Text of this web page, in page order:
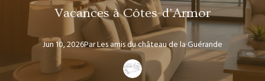
Vacances à Côtes-d'Armor
Jun 10, 2026ParLes amisdu château de la Guérande